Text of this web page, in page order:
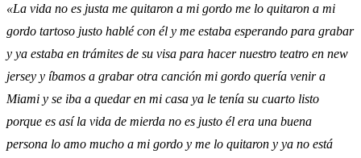
«La vida no es justa me quitaron a mi gordo me lo quitaron a mi
gordo tartoso justo hablé con él y me estaba esperando para grabar
y ya estaba en trámites de su visa para hacer nuestro teatro en new
jersey y íbamos a grabar otra canción mi gordo quería venir a
Miami y se iba a quedar en mi casa ya le tenía su cuarto listo
porque es así la vida de mierda no es justo él era una buena
persona lo amo mucho a mi gordo y me lo quitaron y ya no está